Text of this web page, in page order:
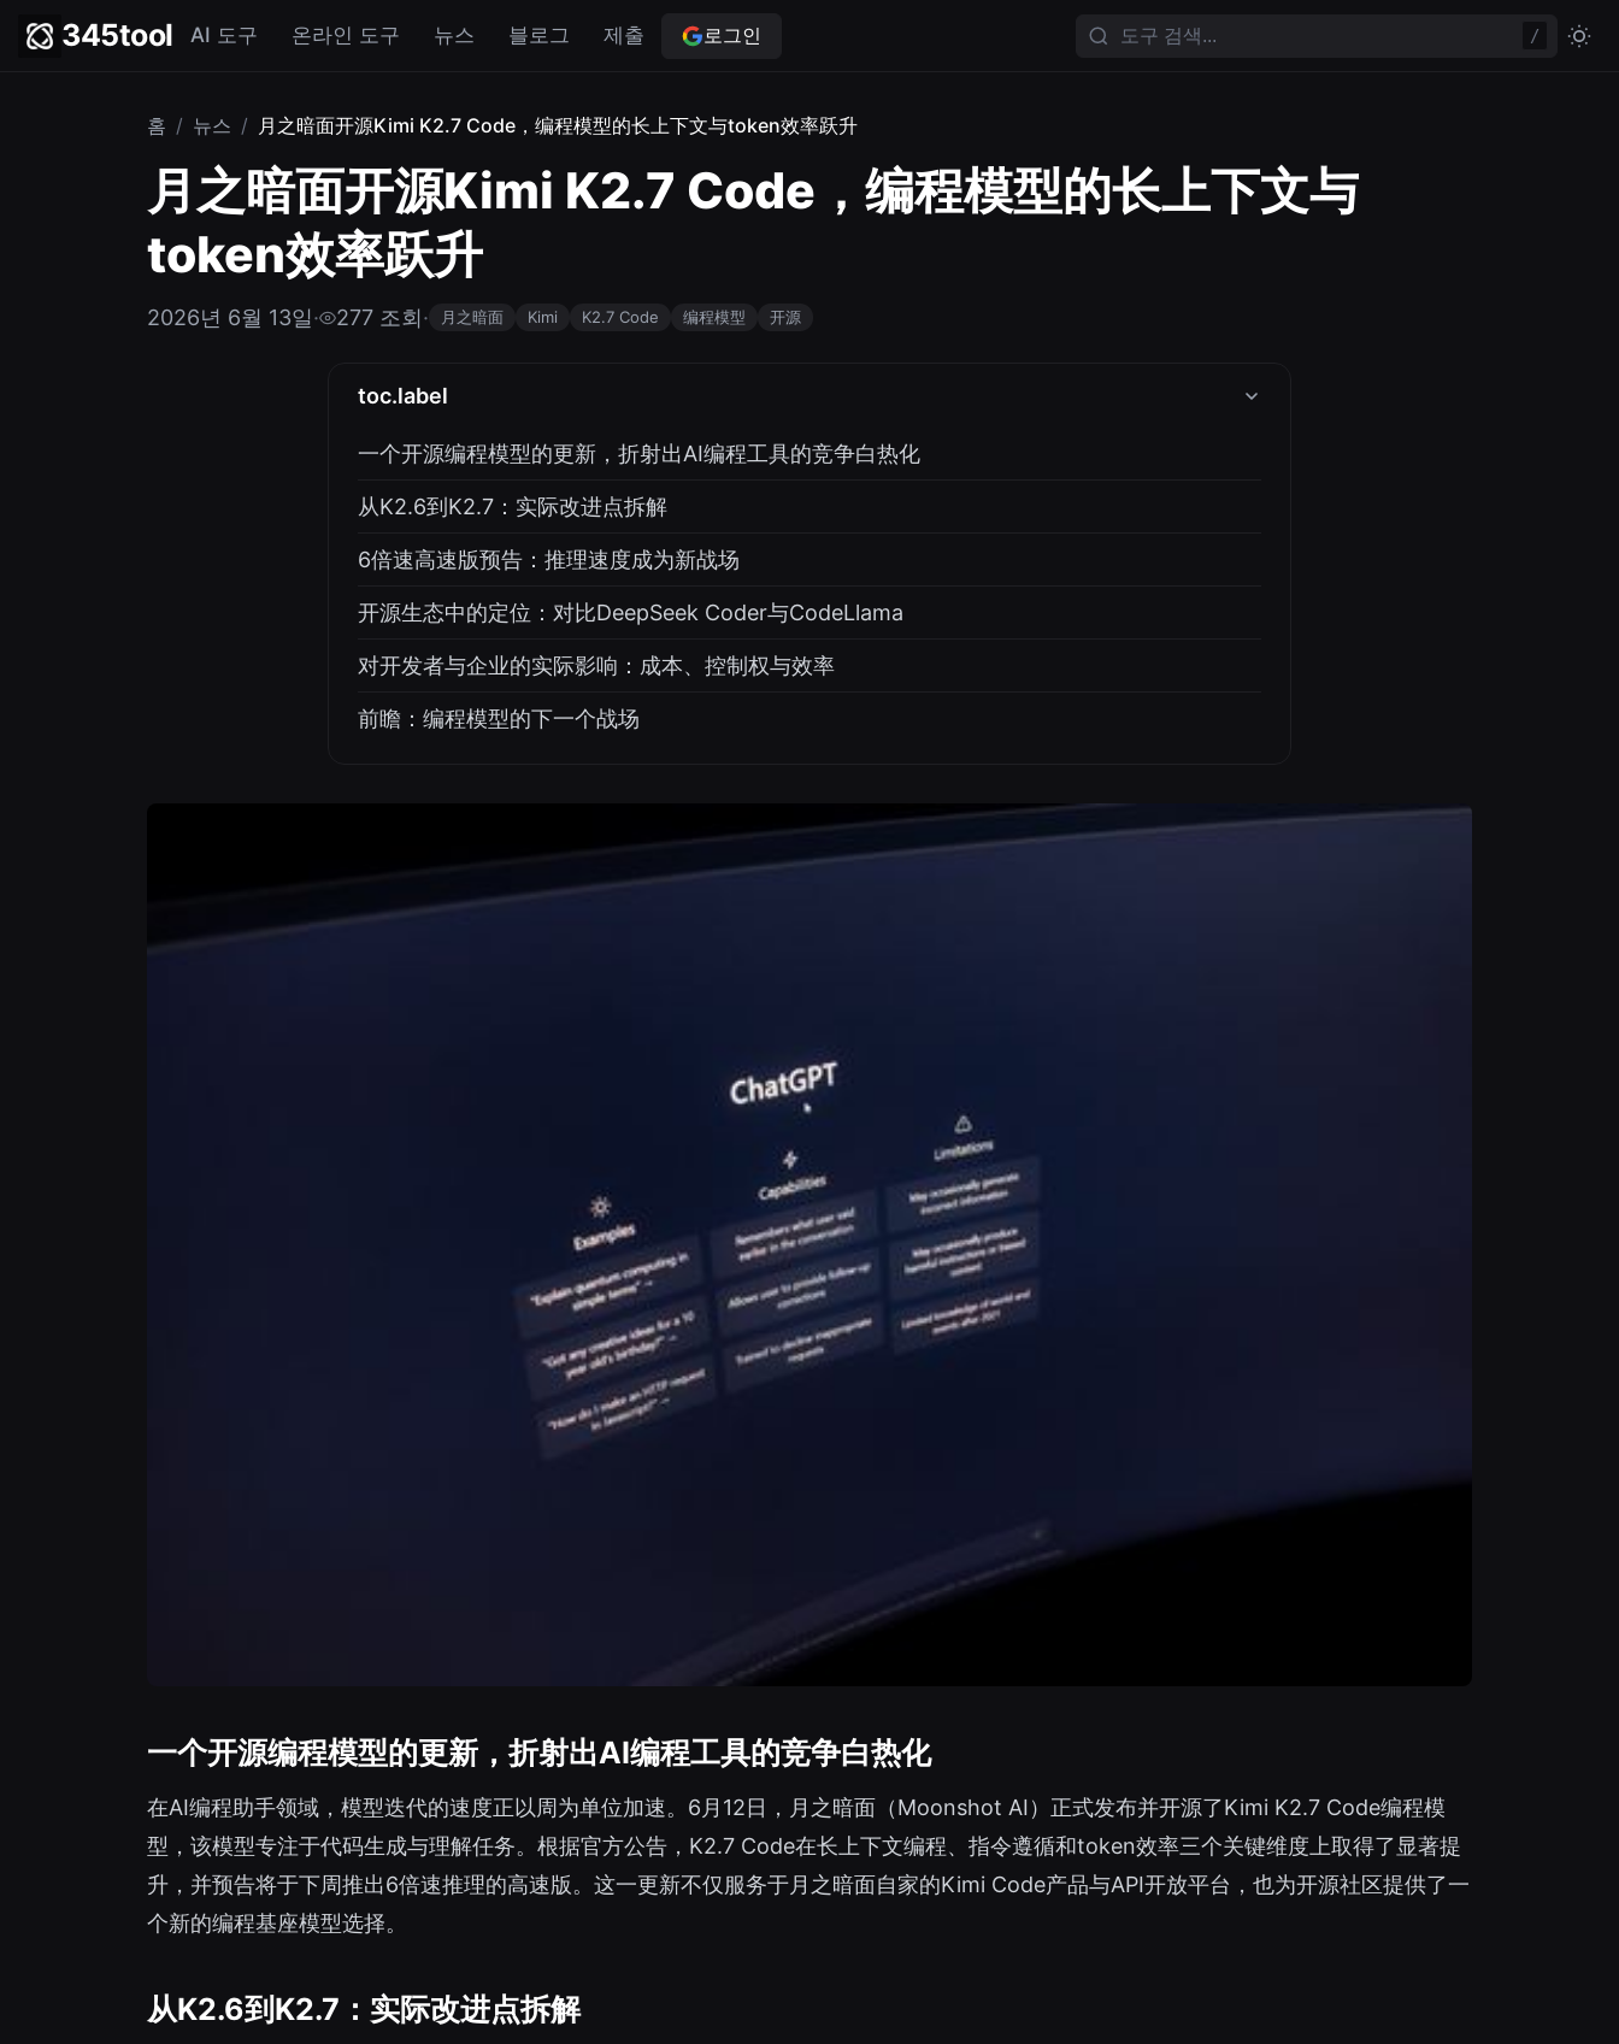
345tool AI 도구 온라인 도구 뉴스 블로그 제출 로그인 /
홈 / 뉴스 / 月之暗面开源Kimi K2.7 Code，编程模型的长上下文与token效率跃升
月之暗面开源Kimi K2.7 Code，编程模型的长上下文与
token效率跃升
2026년 6월 13일· 277 조회· 月之暗面 Kimi K2.7 Code 编程模型 开源
toc.label
一个开源编程模型的更新，折射出AI编程工具的竞争白热化
从K2.6到K2.7：实际改进点拆解
6倍速高速版预告：推理速度成为新战场
开源生态中的定位：对比DeepSeek Coder与CodeLlama
对开发者与企业的实际影响：成本、控制权与效率
前瞻：编程模型的下一个战场
一个开源编程模型的更新，折射出AI编程工具的竞争白热化
在AI编程助手领域，模型迭代的速度正以周为单位加速。6月12日，月之暗面（Moonshot AI）正式发布并开源了Kimi K2.7 Code编程模
型，该模型专注于代码生成与理解任务。根据官方公告，K2.7 Code在长上下文编程、指令遵循和token效率三个关键维度上取得了显著提
升，并预告将于下周推出6倍速推理的高速版。这一更新不仅服务于月之暗面自家的Kimi Code产品与API开放平台，也为开源社区提供了一
个新的编程基座模型选择。
从K2.6到K2.7：实际改进点拆解